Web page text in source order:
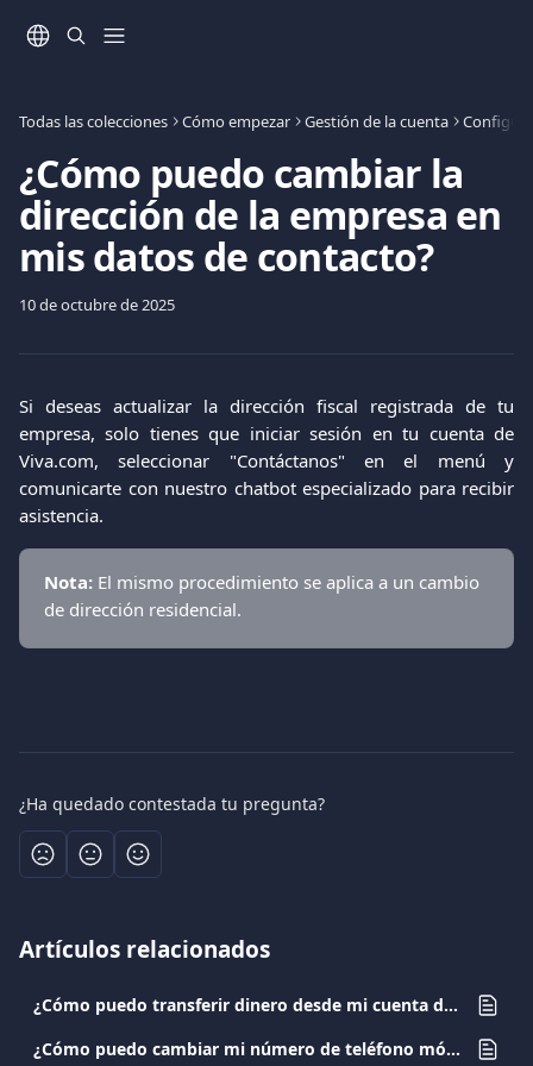
Todas las colecciones Cómo empezar Gestión de la cuenta
¿Cómo puedo cambiar la
dirección de la empresa en
mis datos de contacto?
10 de octubre de 2025
Si deseas actualizar la dirección fiscal registrada de tu
empresa, solo tienes que iniciar sesión en tu cuenta de
Viva.com, seleccionar "Contáctanos" en el menú y
comunicarte con nuestro chatbot especializado para recibir
asistencia.
Nota: El mismo procedimiento se aplica a un cambio
de dirección residencial.
¿Ha quedado contestada tu pregunta?
Artículos relacionados
¿Cómo puedo transferir dinero desde mi cuenta de Viva.com a otra cuenta de Viva.com?
¿Cómo puedo cambiar mi número de teléfono móvil registrado?